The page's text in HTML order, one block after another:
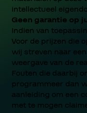
intellectueel
Geen garantie op
Indien van
Voor de prijzen die
wij streven naar
weergave van de
Fouten die daarbij
programmeer dan
aanleiding om een
met te mogen